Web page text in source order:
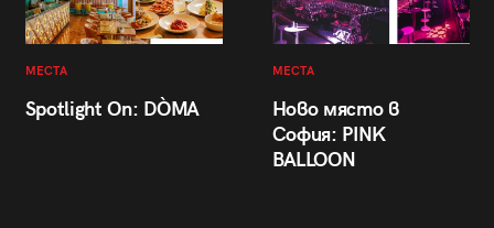
МЕСТА
Spotlight On: DÒMA
МЕСТА
Ново място в
София: PINK
BALLOON